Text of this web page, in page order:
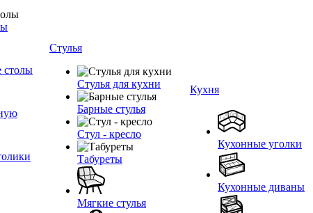
столы
Стулья
Стулья для кухни
Барные стулья
Стул - кресло
Табуреты
Мягкие стулья
Кухня
Кухонные уголки
Кухонные диваны